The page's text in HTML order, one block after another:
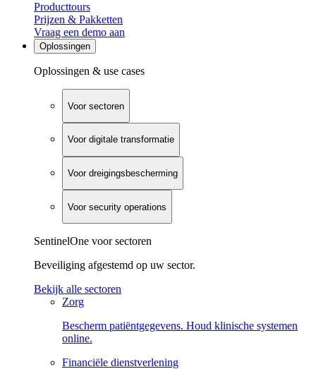
Producttours
Prijzen & Pakketten
Vraag een demo aan
Oplossingen
Oplossingen & use cases
Voor sectoren
Voor digitale transformatie
Voor dreigingsbescherming
Voor security operations
SentinelOne voor sectoren
Beveiliging afgestemd op uw sector.
Bekijk alle sectoren
Zorg
Bescherm patiëntgegevens. Houd klinische systemen
online.
Financiële dienstverlening